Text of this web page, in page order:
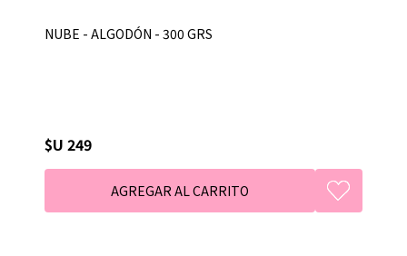
NUBE - ALGODÓN - 300 GRS
$U 249